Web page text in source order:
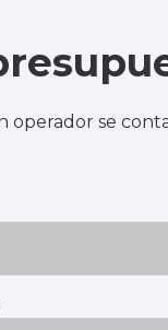
operador se